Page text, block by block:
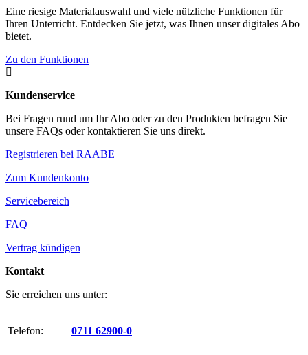
Eine riesige Materialauswahl und viele nützliche Funktionen für
Ihren Unterricht. Entdecken Sie jetzt, was Ihnen unser digitales Abo
bietet.
Zu den Funktionen

Kundenservice
Bei Fragen rund um Ihr Abo oder zu den Produkten befragen Sie
unsere FAQs oder kontaktieren Sie uns direkt.
Registrieren bei RAABE
Zum Kundenkonto
Servicebereich
FAQ
Vertrag kündigen
Kontakt
Sie erreichen uns unter:
Telefon: 0711 62900-0